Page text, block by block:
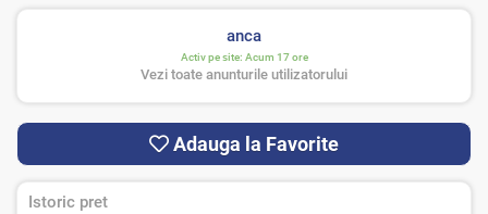
anca
Activ pe site: Acum 17 ore
Vezi toate anunturile utilizatorului
Adauga la Favorite
Istoric pret